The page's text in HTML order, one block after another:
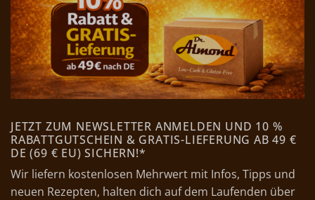
JETZT ZUM NEWSLETTER ANMELDEN UND 10 %
RABATTGUTSCHEIN & GRATIS-LIEFERUNG AB 49 €
DE (69 € EU) SICHERN!*
Wir liefern kostenlosen Mehrwert mit Infos, Tipps und
neuen Rezepten, halten dich auf dem Laufenden über